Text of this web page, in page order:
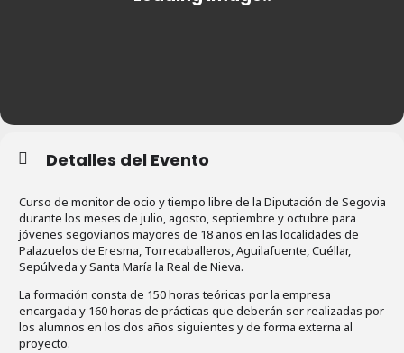
Detalles del Evento
Curso de monitor de ocio y tiempo libre de la Diputación de Segovia
durante los meses de julio, agosto, septiembre y octubre para
jóvenes segovianos mayores de 18 años en las localidades de
Palazuelos de Eresma, Torrecaballeros, Aguilafuente, Cuéllar,
Sepúlveda y Santa María la Real de Nieva.
La formación consta de 150 horas teóricas por la empresa
encargada y 160 horas de prácticas que deberán ser realizadas por
los alumnos en los dos años siguientes y de forma externa al
proyecto.